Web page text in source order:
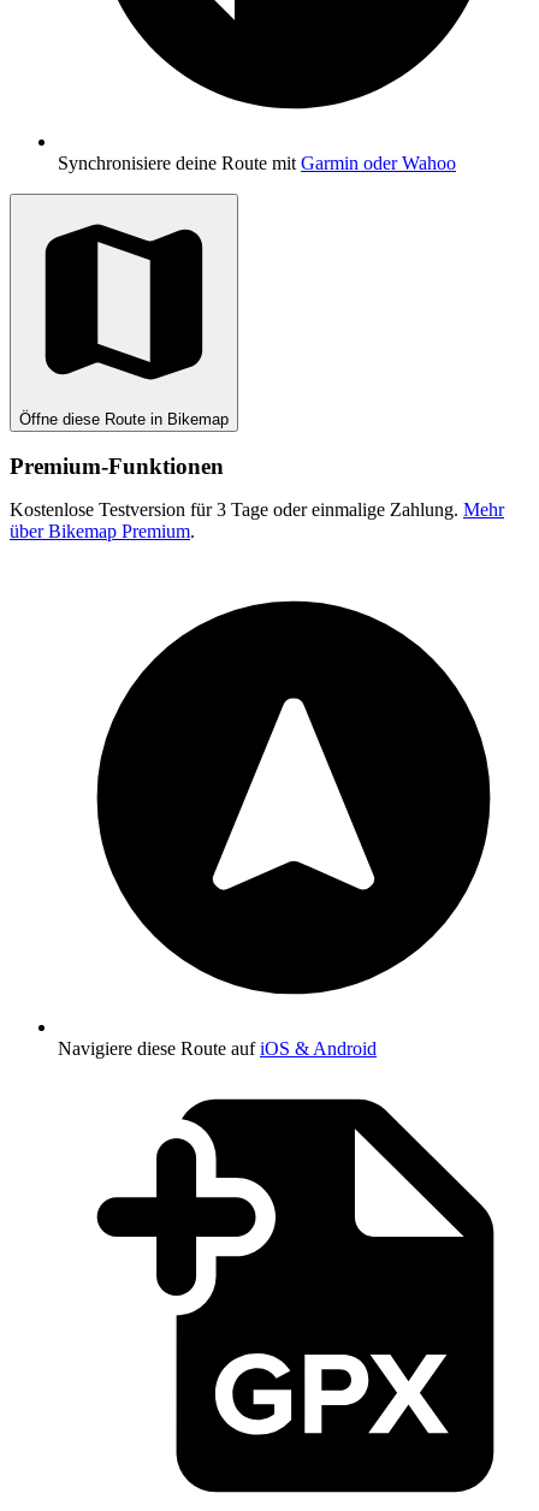
Synchronisiere deine Route mit Garmin oder Wahoo
Öffne diese Route in Bikemap
Premium-Funktionen
Kostenlose Testversion für 3 Tage oder einmalige Zahlung. Mehr
über Bikemap Premium.
Navigiere diese Route aufiOS & Android